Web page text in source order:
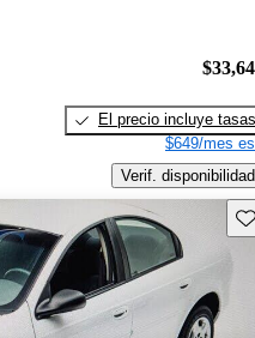
El precio incluye tasas
$649/mes
Verif. disponibilidad